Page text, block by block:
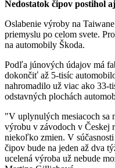
Nedostatok čipov postihol
Oslabenie výroby na
priemyslu po celom svete.
na automobily Škoda.
Podľa júnových údajov má
dokončiť až 5-tisíc
nahromadilo už viac ako 33-
odstavných plochách
"V uplynulých mesiacoch sa
výrobu v závodoch v Českej
niekoľko zmien. V
čipov bude na jeden až dva
ucelená výroba už nebude